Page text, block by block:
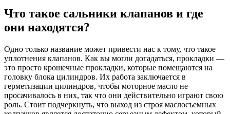
Что такое сальники клапанов и где
они находятся?
Одно только название может привести нас к тому, что такое
уплотнения клапанов. Как вы могли догадаться, прокладки —
это просто крошечные прокладки, которые помещаются на
головку блока цилиндров. Их работа заключается в
герметизации цилиндров, чтобы моторное масло не
просачивалось в них, так что они действительно играют свою
роль. Стоит подчеркнуть, что выход из строя маслосъемных